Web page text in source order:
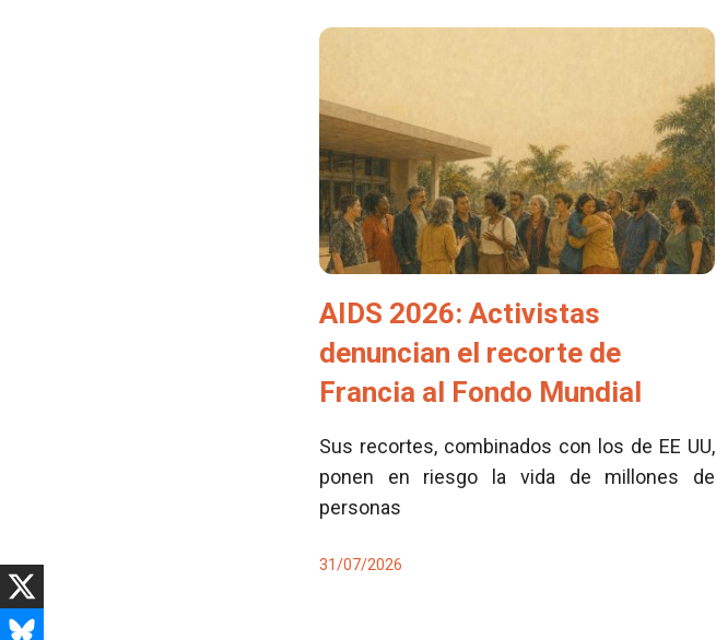
AIDS 2026: Activistas
denuncian el recorte de
Francia al Fondo Mundial
Sus recortes, combinados con los de EE UU,
ponen en riesgo la vida de millones de
personas
31/07/2026